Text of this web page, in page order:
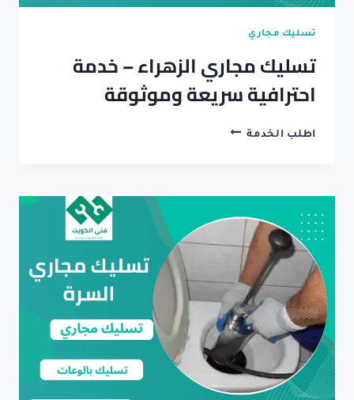
تسليك مجاري
تسليك مجاري الزهراء – خدمة
احترافية سريعة وموثوقة
اطلب الخدمةتسليك
احترافية
سريعة
وموثوقة